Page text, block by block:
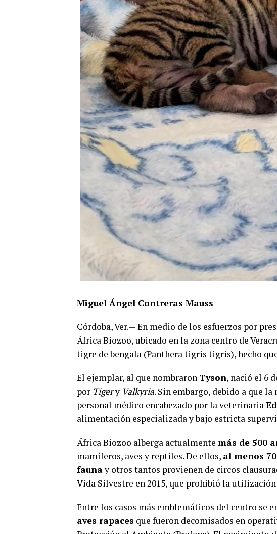
Miguel Ángel Contreras Mauss
Córdoba, Ver.— En medio de los esfuerzos por
África Biozoo, ubicado en la zona centro de
tigre de bengala (Panthera tigris tigris), hecho
El ejemplar, al que nombraron Tyson, nació el 6
por Tigery Valkyria. Sin embargo, debido a que
personal médico encabezado por la veterinaria
alimentación especializada y bajo estricta
África Biozoo alberga actualmente más de 500
mamíferos, aves y reptiles. De ellos, al menos
faunay otros tantos provienen de circos
Vida Silvestre en 2015, que prohibió la
Entre los casos más emblemáticos del centro se
aves rapaces que fueron decomisados en